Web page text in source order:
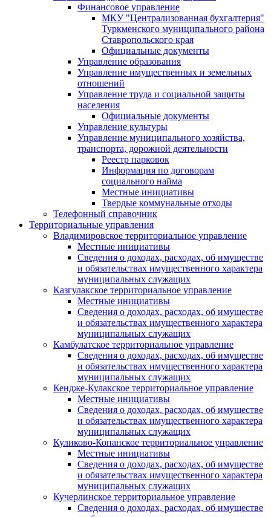
Финансовое управление
МКУ "Централизованная бухгалтерия"
Туркменского муниципального района
Ставропольского края
Официальные документы
Управление образования
Управление имущественных и земельных
отношений
Управление труда и социальной защиты
населения
Официальные документы
Управление культуры
Управление муниципального хозяйства,
транспорта, дорожной деятельности
Реестр парковок
Информация по договорам
социального найма
Местные инициативы
Твердые коммунальные отходы
Телефонный справочник
Территориальные управления
Владимировское территориальное управление
Местные инициативы
Сведения о доходах, расходах, об имуществе
и обязательствах имущественного характера
муниципальных служащих
Казгулакское территориальное управление
Местные инициативы
Сведения о доходах, расходах, об имуществе
и обязательствах имущественного характера
муниципальных служащих
Камбулатское территориальное управление
Сведения о доходах, расходах, об имуществе
и обязательствах имущественного характера
муниципальных служащих
Кендже-Кулакское территориальное управление
Местные инициативы
Сведения о доходах, расходах, об имуществе
и обязательствах имущественного характера
муниципальных служащих
Куликово-Копанское территориальное управление
Местные инициативы
Сведения о доходах, расходах, об имуществе
и обязательствах имущественного характера
муниципальных служащих
Кучерлинское территориальное управление
Сведения о доходах, расходах, об имуществе